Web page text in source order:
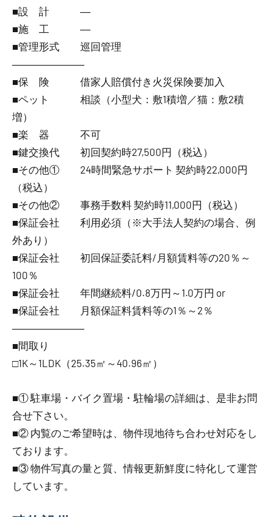
■設 計 ―
■施 工 ―
■管理形式 巡回管理
―――――――
■保 険 借家人賠償付き火災保険要加入
■ペット 相談（小型犬：敷1積増／猫：敷2積
増）
■楽 器 不可
■鍵交換代 初回契約時27,500円（税込）
■その他① 24時間緊急サポート 契約時22,000円
（税込）
■その他② 事務手数料 契約時11,000円（税込）
■保証会社 利用必須（※大手法人契約の場合、例
外あり）
■保証会社 初回保証委託料/月額賃料等の20％～
100％
■保証会社 年間継続料/0.8万円～1.0万円 or
■保証会社 月額保証料賃料等の1％～2％
―――――――
■間取り
□1K～1LDK（25.35㎡～40.96㎡）
■① 駐車場・バイク置場・駐輪場の詳細は、是非お問
合せ下さい。
■② 内覧のご希望時は、物件現地待ち合わせ対応をし
ております。
■③ 物件写真の量と質、情報更新鮮度に特化して運営
しています。